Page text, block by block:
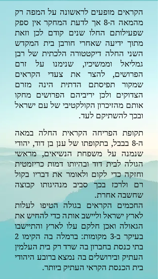
הקראים מופעים לראשונה על המפה רק
מהמאה ה-8אך לדעת המחקר אין ספק
שפעילותם החלו שנים קודם לכן וזאת
מתוך ידיעה שאחרי חורבן בית המקדש
השני החלה דיקטטורה הלכתית של רבן
גמליאל וממשיכיו, שנימנו על זרם
הפרושים, להצר את צעדי הקראים
שמקור תפיסתם הדתית הינה מזרם
הצדוקים ולכן יריביהם הפרושים מחקו
אותם מהזיכרון הקולקטיבי של עם ישראל
ובכך להשתיקם לעד.
תקופת הפריחה הקראית החלה במאה
ה-8 בבבל, בתקופתו של ענן בן דוד, יהודי
שנמנה על משפחת הנשיאים, מראשי
הגולה לבית דוד ובהיותו דמות כריזמטית
וחזקה כדי לקום ולאומר את דבריו בקול
רם ולרכז בכך סביב מנהיגותו קבוצה
שחשבה אחרת.
החכמים הקראים בגולה הטיפו לעלות
לארץ ישראל וליישב אותה כדי להחיש את
הגאולה ואכן חלקם עלו לארץ והתיישבו
בעיקר ב-3 מקומות: ברמלה בה הקימו 2
בתי כנסת בחברון בה שרד רק בית העלמין
העתיק ובירושלים בה נמצא ברובע היהודי
בית הכנסת הקראי העתיק ביותר.